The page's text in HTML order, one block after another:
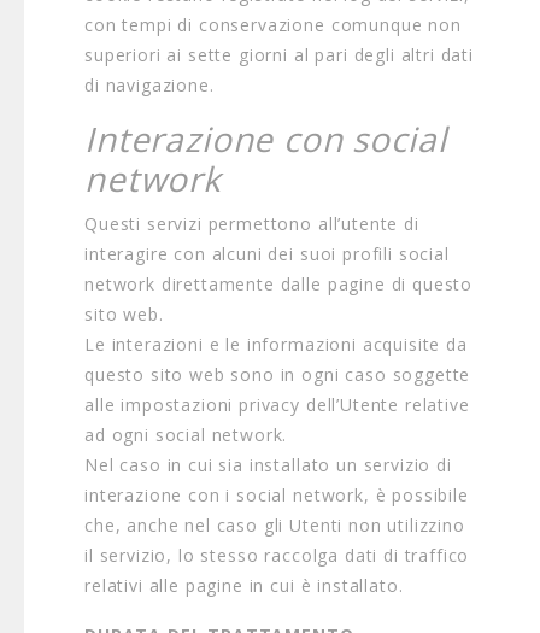
con tempi di conservazione comunque non
superiori ai sette giorni al pari degli altri dati
di navigazione.
Interazione con social
network
Questi servizi permettono all’utente di
interagire con alcuni dei suoi profili social
network direttamente dalle pagine di questo
sito web.
Le interazioni e le informazioni acquisite da
questo sito web sono in ogni caso soggette
alle impostazioni privacy dell’Utente relative
ad ogni social network.
Nel caso in cui sia installato un servizio di
interazione con i social network, è possibile
che, anche nel caso gli Utenti non utilizzino
il servizio, lo stesso raccolga dati di traffico
relativi alle pagine in cui è installato.